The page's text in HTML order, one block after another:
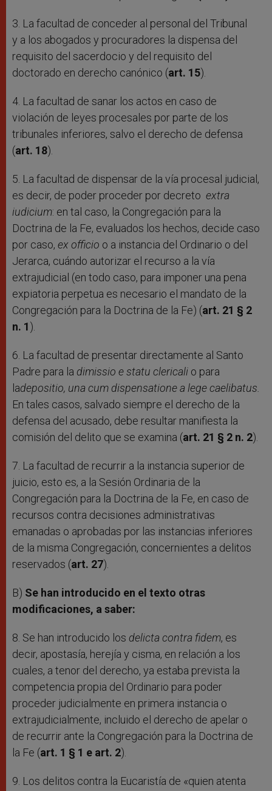
3. La facultad de conceder al personal del Tribunal
y a los abogados y procuradores la dispensa del
requisito del sacerdocio y del requisito del
doctorado en derecho canónico (art. 15).
4. La facultad de sanar los actos en caso de
violación de leyes procesales por parte de los
tribunales inferiores, salvo el derecho de defensa
(art. 18).
5. La facultad de dispensar de la vía procesal judicial,
es decir, de poder proceder por decreto extra
iudicium: en tal caso, la Congregación para la
Doctrina de la Fe, evaluados los hechos, decide caso
por caso, ex officio o a instancia del Ordinario o del
Jerarca, cuándo autorizar el recurso a la vía
extrajudicial (en todo caso, para imponer una pena
expiatoria perpetua es necesario el mandato de la
Congregación para la Doctrina de la Fe) (art. 21 § 2
n. 1).
6. La facultad de presentar directamente al Santo
Padre para la dimissio e statu clericali o para
ladepositio, una cum dispensatione a lege caelibatus.
En tales casos, salvado siempre el derecho de la
defensa del acusado, debe resultar manifiesta la
comisión del delito que se examina (art. 21 § 2 n. 2).
7. La facultad de recurrir a la instancia superior de
juicio, esto es, a la Sesión Ordinaria de la
Congregación para la Doctrina de la Fe, en caso de
recursos contra decisiones administrativas
emanadas o aprobadas por las instancias inferiores
de la misma Congregación, concernientes a delitos
reservados (art. 27).
B) Se han introducido en el texto otras
modificaciones, a saber:
8. Se han introducido los delicta contra fidem, es
decir, apostasía, herejía y cisma, en relación a los
cuales, a tenor del derecho, ya estaba prevista la
competencia propia del Ordinario para poder
proceder judicialmente en primera instancia o
extrajudicialmente, incluido el derecho de apelar o
de recurrir ante la Congregación para la Doctrina de
la Fe (art. 1 § 1 e art. 2).
9. Los delitos contra la Eucaristía de «quien atenta